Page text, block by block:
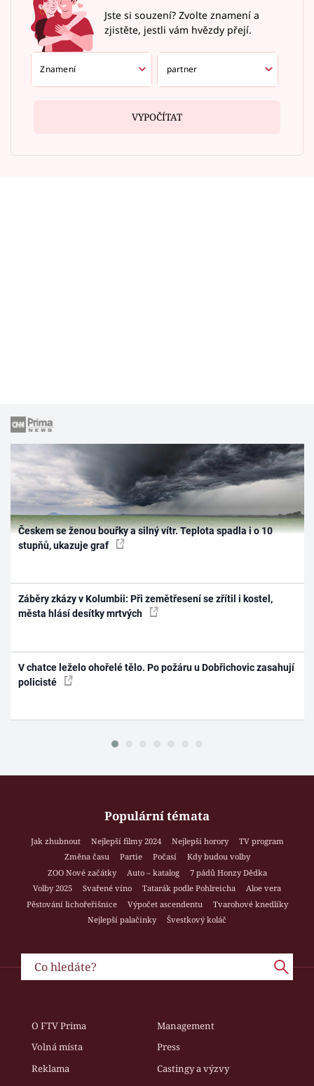
Jste si souzení? Zvolte znamení a
zjistěte, jestli vám hvězdy přejí.
VYPOČÍTAT
Českem se ženou bouřky a silný vítr. Teplota spadla i o 10
stupňů, ukazuje graf
Záběry zkázy v Kolumbii: Při zemětřesení se zřítil i kostel,
města hlásí desítky mrtvých
V chatce leželo ohořelé tělo. Po požáru u Dobřichovic zasahují
policisté
Populární témata
Jak zhubnout Nejlepší filmy 2024 Nejlepší horory
TV program
Změna času
Partie Počasí
Kdy budou volby
ZOO Nové začátky
Auto – katalog
7 pádů Honzy Dědka
Volby 2025
Svařené víno Tatarák podle Pohlreicha
Aloe vera
Pěstování lichořeřišnice
Výpočet ascendentu
Tvarohové knedlíky
Nejlepší palačinky
Švestkový koláč
O FTV Prima
Management
Volná místa
Press
Reklama
Castingy a výzvy